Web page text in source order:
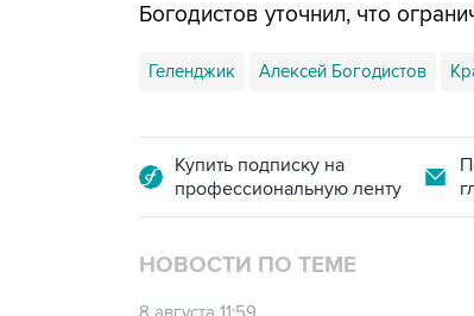
Богодистов уточнил, что
Геленджик Алексей Богодистов
Купить подписку на
профессиональную ленту
НОВОСТИ ПО ТЕМЕ